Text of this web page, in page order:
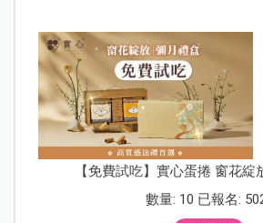
【免費試吃】實心蛋捲 窗花綻
數量: 10 已報名: